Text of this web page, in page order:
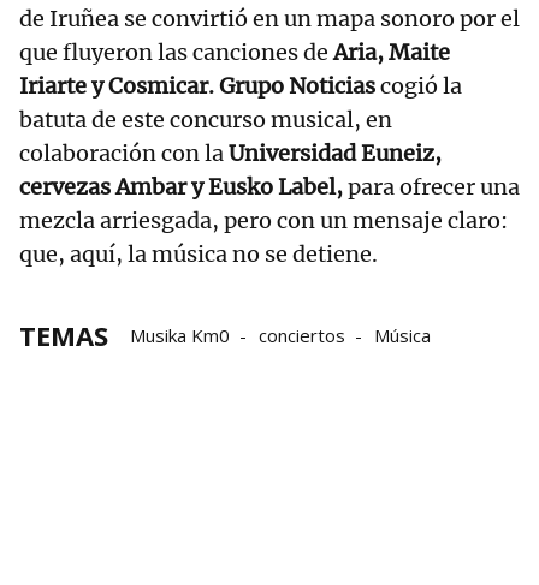
de Iruñea se convirtió en un mapa sonoro por el
que fluyeron las canciones deAria, Maite
Iriarte y Cosmicar.Grupo Noticiascogió la
batuta de este concurso musical, en
colaboración con laUniversidad Euneiz,
cervezas Ambar y Eusko Label,para ofrecer una
mezcla arriesgada, pero con un mensaje claro:
que, aquí, la música no se detiene.
TEMAS Musika Km0 conciertos Música